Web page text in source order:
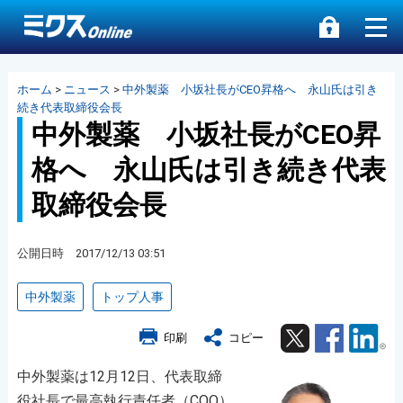
ホーム > ニュース > 中外製薬 小坂社長がCEO昇格へ 永山氏は引き
続き代表取締役会長
中外製薬 小坂社長がCEO昇
格へ 永山氏は引き続き代表
取締役会長
公開日時 2017/12/13 03:51
中外製薬 トップ人事
印刷 コピー Twitter Facebook
中外製薬は12月12日、代表取締